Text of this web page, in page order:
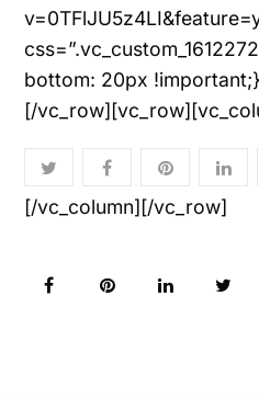
bottom: 20px
[/
[/vc_column][/vc_row]